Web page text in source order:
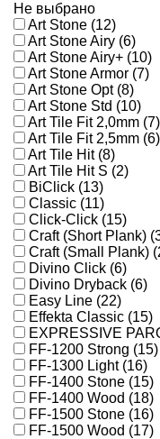
Не выбрано
Art Stone (12)
Art Stone Airy (6)
Art Stone Airy+ (10)
Art Stone Armor (7)
Art Stone Opt (8)
Art Stone Std (10)
Art Tile Fit 2,0mm (7)
Art Tile Fit 2,5mm (6)
Art Tile Hit (8)
Art Tile Hit S (2)
BiClick (13)
Classic (11)
Click-Click (15)
Craft (Short Plank)
Craft (Small Plank)
Divino Click (6)
Divino Dryback (6)
Easy Line (22)
Effekta Classic (15)
EXPRESSIVE
FF-1200 Strong (15)
FF-1300 Light (16)
FF-1400 Stone (15)
FF-1400 Wood (18)
FF-1500 Stone (16)
FF-1500 Wood (17)